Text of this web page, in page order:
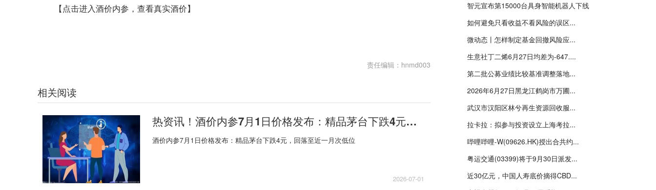
【点击进入酒价内参，查看真实酒价】
责任编辑：hnmd003
相关阅读
热资讯！酒价内参7月1日价格发布：精品茅台下跌4元，回落至近一月次低位
酒价内参7月1日价格发布：精品茅台下跌4元，回落至近一月次低位
2026-07-01
智元宣布第15000台具身智能机器人下线
如何避免只看收益不看风险的误区...
微动态丨怎样制定基金回撤风险应...
生意社丁二烯6月27日均差为-647....
第二批公募业绩比较基准调整落地...
2026年6月27日黑龙江鹤岗市万圃...
武汉市汉阳区林兮再生资源回收服...
拉卡拉：拟参与投资设立上海考拉...
哔哩哔哩-W(09626.HK)授出合共约...
粤运交通(03399)将于9月30日派发...
近30亿元，中国人寿底价摘得CBD...